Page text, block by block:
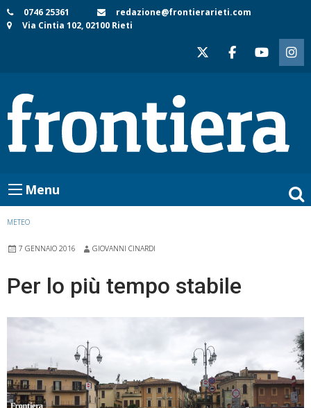
Skip
to
0746 25361
redazione@frontierarieti.com
Via Cintia 102, 02100 Rieti
Menu
METEO
7 GENNAIO 2016 GIOVANNI CINARDI
Per lo più tempo stabile